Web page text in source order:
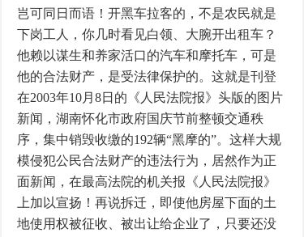
岂可同日而语！开黑车拉客的，不是农民就是
下岗工人，你几时看见白领、大腕开出租车？
他赖以谋生和养家活口的汽车和摩托车，可是
他的合法财产，是受法律保护的。这就是刊登
在2003年10月8日的《人民法院报》头版的图片
新闻，湖南怀化市政府国庆节前整顿交通秩
序，集中销毁收缴的192辆“黑摩的”。这样大规
模侵犯公民合法财产的违法行为，居然作为正
面新闻，在最高法院的机关报《人民法院报》
上加以宣扬！再说拆迁，即使他房屋下面的土
地使用权被征收、被出让给企业了，只要还没